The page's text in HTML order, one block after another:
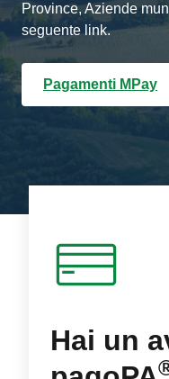
Province, Aziende
seguente link.
Pagamenti MPay
Hai un